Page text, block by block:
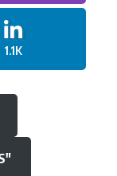
1.1K